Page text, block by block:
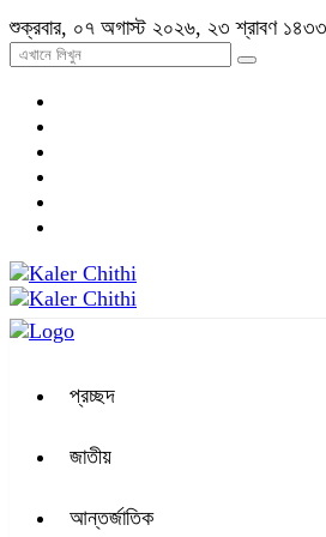
শুক্রবার, ০৭ অগাস্ট ২০২৬, ২৩ শ্রাবণ ১৪৩৩
প্রচ্ছদ
জাতীয়
আন্তর্জাতিক